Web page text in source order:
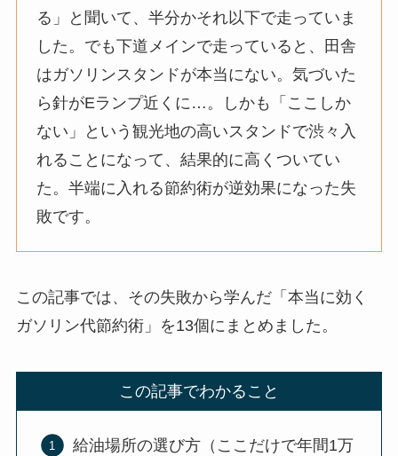
る」と聞いて、半分かそれ以下で走っていま
した。でも下道メインで走っていると、田舎
はガソリンスタンドが本当にない。気づいた
ら針がEランプ近くに…。しかも「ここしか
ない」という観光地の高いスタンドで渋々入
れることになって、結果的に高くついてい
た。半端に入れる節約術が逆効果になった失
敗です。
この記事では、その失敗から学んだ「本当に効く
ガソリン代節約術」を13個にまとめました。
この記事でわかること
給油場所の選び方（ここだけで年間1万